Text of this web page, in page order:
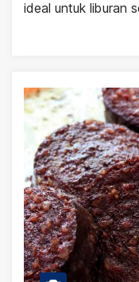
ideal untuk liburan